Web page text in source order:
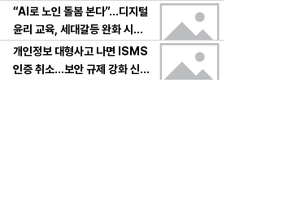
감동→다시 궁금한 변화
“AI로 노인 돌봄 본다”…디지털
윤리 교육, 세대갈등 완화 시험
대
개인정보 대형사고 나면 ISMS
인증 취소…보안 규제 강화 신호